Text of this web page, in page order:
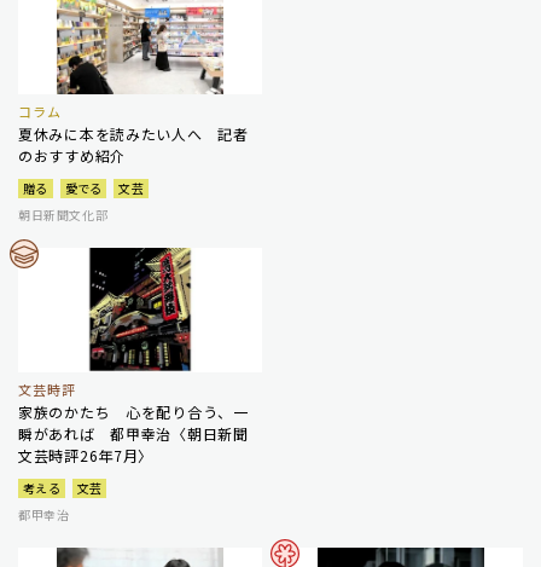
コラム
夏休みに本を読みたい人へ 記者
のおすすめ紹介
贈る 愛でる
文芸
朝日新聞文化部
文芸時評
家族のかたち 心を配り合う、一
瞬があれば 都甲幸治〈朝日新聞
文芸時評26年7月〉
考える
文芸
都甲幸治